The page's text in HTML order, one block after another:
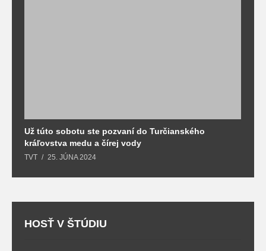
Už túto sobotu ste pozvaní do Turčianského
kráľovstva medu a čírej vody
TVT 25. JÚNA 2024
HOSŤ V ŠTÚDIU